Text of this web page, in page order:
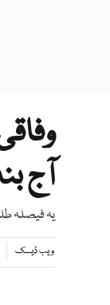
آج
یہ فیصلہ
ویب ڈیسک